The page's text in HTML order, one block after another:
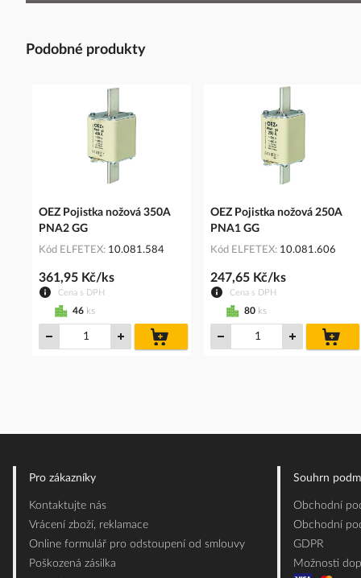
Podobné produkty
OEZ Pojistka nožová 350A
PNA2 GG
Kód ELFETEX 10.081.584
Cena s DPH
361,95 Kč/ks
46 ks
košíku
OEZ Pojistka nožová 250A
PNA1 GG
Kód ELFETEX 10.081.606
Cena s DPH
247,65 Kč/ks
80 ks
Pro zákazníky
Kontaktujte nás
Vrácení zboží, reklamace
Online formulář pro odstoupení od smlouvy
Poškozená zásilka
Souhrn
Obchodní
Obchodní
GDPR
Možnosti